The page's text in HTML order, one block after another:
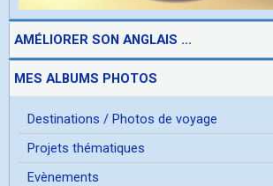
AMÉLIORER SON ANGLAIS ...
MES ALBUMS PHOTOS
Destinations / Photos de voyage
Projets thématiques
Evènements